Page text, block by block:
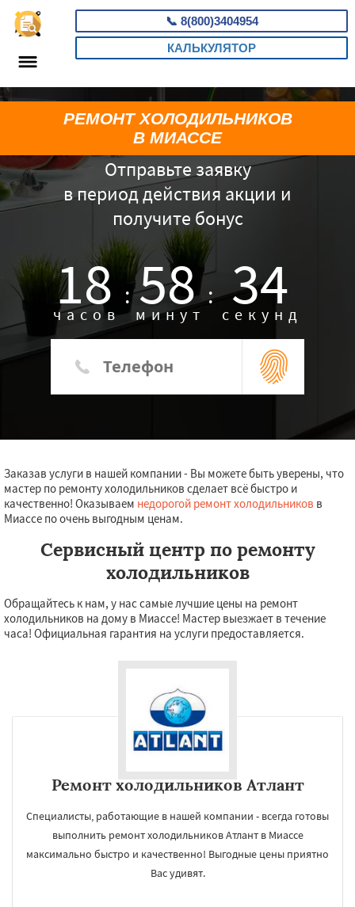
📞 8(800)3404954
КАЛЬКУЛЯТОР
Отправьте заявку
в период действия акции и
получите бонус
18 :
часов 58 :
минут 33
секунд
РЕМОНТ ХОЛОДИЛЬНИКОВ
В МИАССЕ
Заказав услуги в нашей компании - Вы можете быть уверены, что
мастер по ремонту холодильников сделает всё быстро и
качественно! Оказываем недорогой ремонт холодильников в
Миассе по очень выгодным ценам.
Сервисный центр по ремонту
холодильников
Обращайтесь к нам, у нас самые лучшие цены на ремонт
холодильников на дому в Миассе! Мастер выезжает в течение
часа! Официальная гарантия на услуги предоставляется.
Ремонт холодильников Атлант
Специалисты, работающие в нашей компании - всегда готовы
выполнить ремонт холодильников Атлант в Миассе
максимально быстро и качественно! Выгодные цены приятно
Вас удивят.